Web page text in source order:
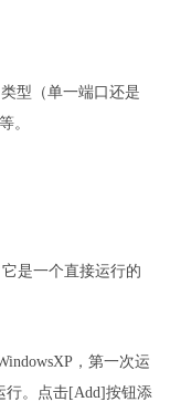
型（单一端口还是
。
是一个直接运行的
，第一次运
行。点击[Add]按钮添